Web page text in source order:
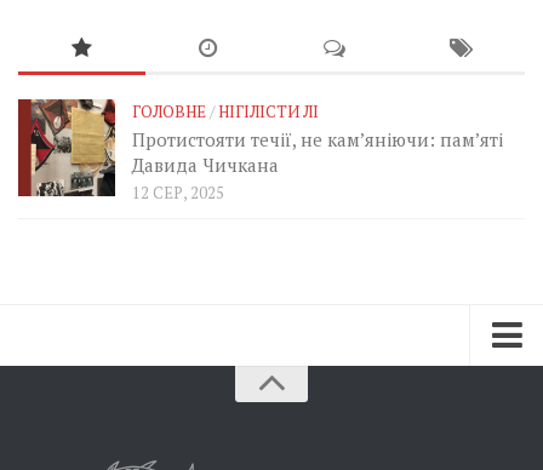
ГОЛОВНЕ /НІГІЛІСТИ ЛІ
Протистояти течії, не кам’яніючи: пам’яті
Давида Чичкана
12 СЕР, 2025